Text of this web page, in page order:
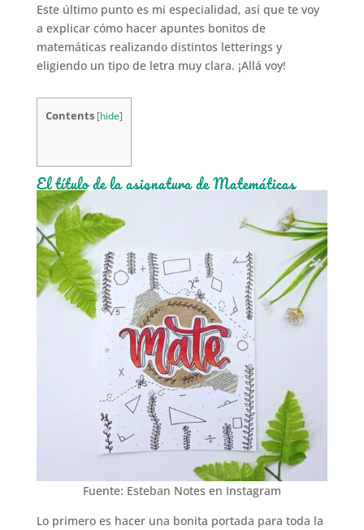
Este último punto es mi especialidad, así que te voy
a explicar cómo hacer apuntes bonitos de
matemáticas realizando distintos letterings y
eligiendo un tipo de letra muy clara. ¡Allá voy!
Contents [hide]
El título de la asignatura de Matemáticas
Fuente: Esteban Notes en Instagram
Lo primero es hacer una bonita portada para toda la